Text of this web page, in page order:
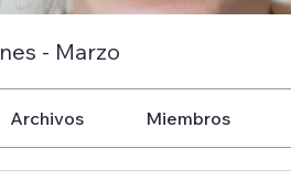
- Marzo
Archivos Miembros